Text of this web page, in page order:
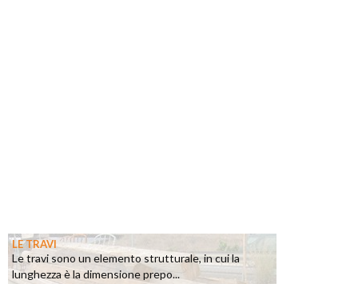
LE TRAVI
Le travi sono un elemento strutturale, in cui la
lunghezza è la dimensione prepo...